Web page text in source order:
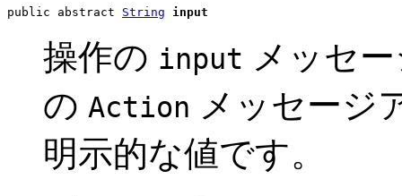
public abstract String input
操作の input メッセ
の Action メッセージ
明示的な値です。